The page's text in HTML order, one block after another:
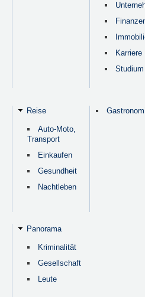
Karriere
Studium
Reise
Auto-Moto,
Transport
Einkaufen
Gesundheit
Nachtleben
Panorama
Kriminalität
Gesellschaft
Leute